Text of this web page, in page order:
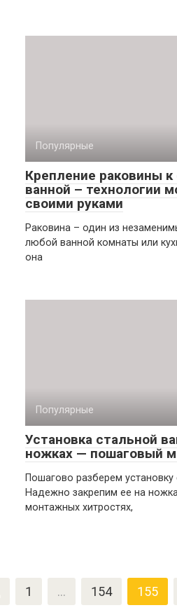
Популярные
Крепление раковины к
ванной – технологии
своими руками
Раковина – один из
любой ванной комнаты или
она
Популярные
Установка стальной
ножках — пошаговый
Пошагово разберем установку
Надежно закрепим ее на
монтажных хитростях,
1 … 154 155